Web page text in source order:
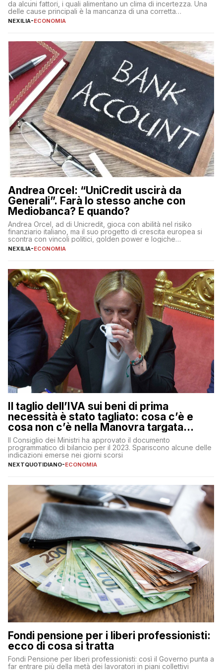
da alcuni fattori, i quali alimentano un clima di incertezza. Una
delle cause principali è la mancanza di una corretta
educazione finanziaria, che impedisce ad una larga parte della
sulle criptovalute: […]
NEXILIA-ECONOMIA
Andrea Orcel: “UniCredit uscirà da
Generali”. Farà lo stesso anche con
Mediobanca? E quando?
Andrea Orcel, ad di Unicredit, gioca con abilità nel risiko
finanziario italiano, ma il suo progetto di crescita europea si
scontra con vincoli politici, golden power e logiche
protezionistiche. Orcel e la mossa su Generali Andrea Orcel,
NEXILIA-ECONOMIA
Il taglio dell’IVA sui beni di prima
necessità è stato tagliato: cosa c’è e
cosa non c’è nella Manovra targata
Meloni
Il Consiglio dei Ministri ha approvato il documento
programmatico di bilancio per il 2023. Spariscono alcune delle
indicazioni emerse nei giorni scorsi
NEXTQUOTIDIANO-ECONOMIA
Fondi pensione per i liberi professionisti:
ecco di cosa si tratta
Fondi Pensione per liberi professionisti: così il Governo punta a
far entrare più della metà dei lavoratori in piani collettivi